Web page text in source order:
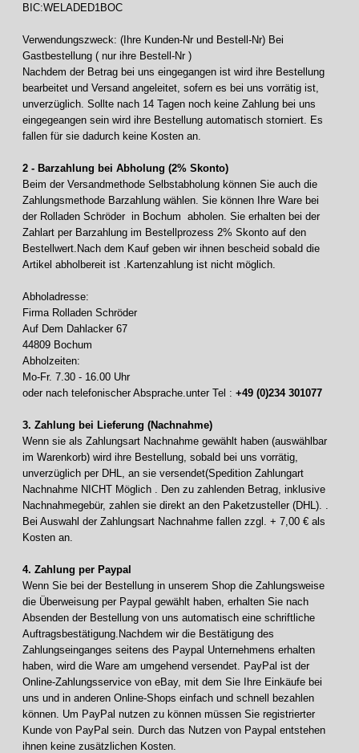
BIC:WELADED1BOC
Verwendungszweck: (Ihre Kunden-Nr und Bestell-Nr) Bei
Gastbestellung ( nur ihre Bestell-Nr )
Nachdem der Betrag bei uns eingegangen ist wird ihre Bestellung
bearbeitet und Versand angeleitet, sofern es bei uns vorrätig ist,
unverzüglich. Sollte nach 14 Tagen noch keine Zahlung bei uns
eingegeangen sein wird ihre Bestellung automatisch storniert. Es
fallen für sie dadurch keine Kosten an.
2 - Barzahlung bei Abholung (2% Skonto)
Beim der Versandmethode Selbstabholung können Sie auch die
Zahlungsmethode Barzahlung wählen. Sie können Ihre Ware bei
der Rolladen Schröder in Bochum abholen. Sie erhalten bei der
Zahlart per Barzahlung im Bestellprozess 2% Skonto auf den
Bestellwert.Nach dem Kauf geben wir ihnen bescheid sobald die
Artikel abholbereit ist .Kartenzahlung ist nicht möglich.
Abholadresse:
Firma Rolladen Schröder
Auf Dem Dahlacker 67
44809 Bochum
Abholzeiten:
Mo-Fr. 7.30 - 16.00 Uhr
oder nach telefonischer Absprache.unter Tel : +49 (0)234 301077
3. Zahlung bei Lieferung (Nachnahme)
Wenn sie als Zahlungsart Nachnahme gewählt haben (auswählbar
im Warenkorb) wird ihre Bestellung, sobald bei uns vorrätig,
unverzüglich per DHL, an sie versendet(Spedition Zahlungart
Nachnahme NICHT Möglich . Den zu zahlenden Betrag, inklusive
Nachnahmegebür, zahlen sie direkt an den Paketzusteller (DHL). .
Bei Auswahl der Zahlungsart Nachnahme fallen zzgl. + 7,00 € als
Kosten an.
4. Zahlung per Paypal
Wenn Sie bei der Bestellung in unserem Shop die Zahlungsweise
die Überweisung per Paypal gewählt haben, erhalten Sie nach
Absenden der Bestellung von uns automatisch eine schriftliche
Auftragsbestätigung.Nachdem wir die Bestätigung des
Zahlungseinganges seitens des Paypal Unternehmens erhalten
haben, wird die Ware am umgehend versendet. PayPal ist der
Online-Zahlungsservice von eBay, mit dem Sie Ihre Einkäufe bei
uns und in anderen Online-Shops einfach und schnell bezahlen
können. Um PayPal nutzen zu können müssen Sie registrierter
Kunde von PayPal sein. Durch das Nutzen von Paypal entstehen
ihnen keine zusätzlichen Kosten.